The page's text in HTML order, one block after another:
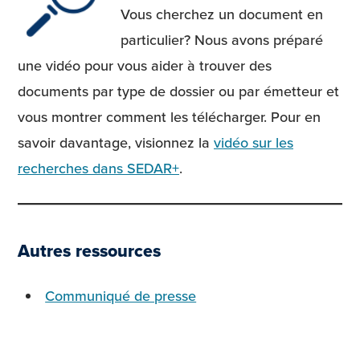
Vous cherchez un document en
particulier? Nous avons préparé
une vidéo pour vous aider à trouver des
documents par type de dossier ou par émetteur et
vous montrer comment les télécharger. Pour en
savoir davantage, visionnez la vidéo sur les
recherches dans SEDAR+.
Autres ressources
Communiqué de presse